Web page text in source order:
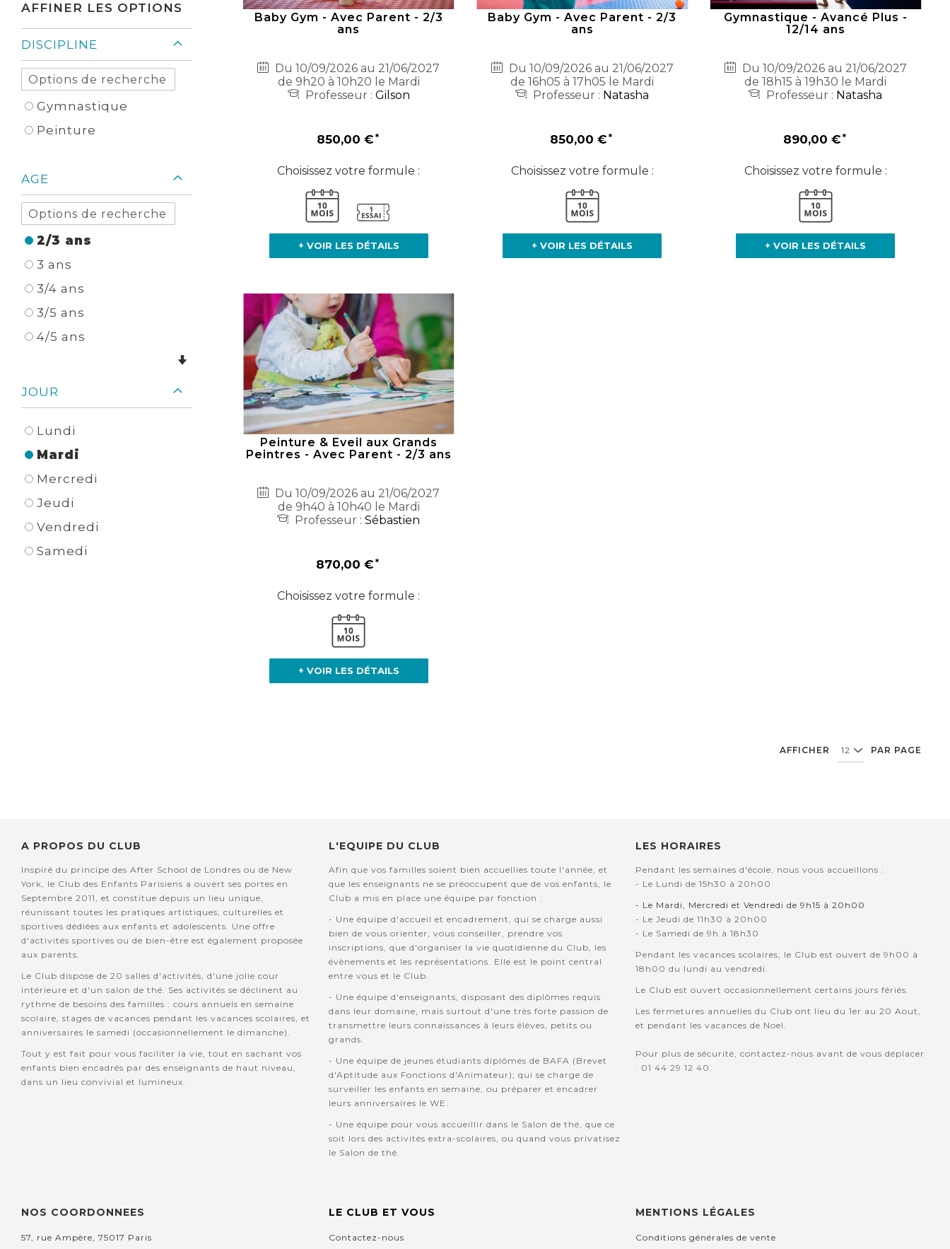
Baby Gym - Avec Parent - 2/3
ans
Du 10/09/2026 au 21/06/2027
de 9h20 à 10h20 le Mardi
Professeur : Gilson
850,00 €
Choisissez votre formule :
+ VOIR LES DÉTAILS
Baby Gym - Avec Parent - 2/3
ans
Du 10/09/2026 au 21/06/2027
de 16h05 à 17h05 le Mardi
Professeur : Natasha
850,00 €
Choisissez votre formule :
+ VOIR LES DÉTAILS
Gymnastique - Avancé Plus -
12/14 ans
Du 10/09/2026 au 21/06/2027
de 18h15 à 19h30 le Mardi
Professeur : Natasha
890,00 €
Choisissez votre formule :
+ VOIR LES DÉTAILS
Peinture & Eveil aux Grands
Peintres - Avec Parent - 2/3 ans
Du 10/09/2026 au 21/06/2027
de 9h40 à 10h40 le Mardi
Professeur :Sébastien
870,00 €
Choisissez votre formule :
+ VOIR LES DÉTAILS
AFFICHER PAR PAGE
AFFINER LES OPTIONS
DISCIPLINE
Gymnastique
Peinture
AGE
2/3 ans
3 ans
3/4 ans
3/5 ans
4/5 ans
JOUR
Lundi
Mardi
Mercredi
Jeudi
Vendredi
Samedi
A PROPOS DU CLUB
Inspiré du principe des After School de Londres ou de New
York, le Club des Enfants Parisiens a ouvert ses portes en
Septembre 2011, et constitue depuis un lieu unique,
réunissant toutes les pratiques artistiques, culturelles et
sportives dédiées aux enfants et adolescents. Une offre
d'activités sportives ou de bien-être est également proposée
aux parents.
Le Club dispose de 20 salles d'activités, d'une jolie cour
intérieure et d'un salon de thé. Ses activités se déclinent au
rythme de besoins des familles : cours annuels en semaine
scolaire, stages de vacances pendant les vacances scolaires, et
anniversaires le samedi (occasionnellement le dimanche).
Tout y est fait pour vous faciliter la vie, tout en sachant vos
enfants bien encadrés par des enseignants de haut niveau,
dans un lieu convivial et lumineux.
L'EQUIPE DU CLUB
Afin que vos familles soient bien accuellies toute l'année, et
que les enseignants ne se préoccupent que de vos enfants, le
Club a mis en place une équipe par fonction :
- Une équipe d'accueil et encadrement, qui se charge aussi
bien de vous orienter, vous conseiller, prendre vos
inscriptions, que d'organiser la vie quotidienne du Club, les
évènements et les représentations. Elle est le point central
entre vous et le Club.
- Une équipe d'enseignants, disposant des diplômes requis
dans leur domaine, mais surtout d'une très forte passion de
transmettre leurs connaissances à leurs élèves, petits ou
grands.
- Une équipe de jeunes étudiants diplômés de BAFA (Brevet
d'Aptitude aux Fonctions d'Animateur); qui se charge de
surveiller les enfants en semaine, ou préparer et encadrer
leurs anniversaires le WE.
- Une équipe pour vous accueillir dans le Salon de thé, que ce
soit lors des activités extra-scolaires, ou quand vous privatisez
le Salon de thé.
LES HORAIRES
Pendant les semaines d'école, nous vous accueillons :
- Le Lundi de 15h30 à 20h00
- Le Mardi, Mercredi et Vendredi de 9h15 à 20h00
- Le Jeudi de 11h30 à 20h00
- Le Samedi de 9h à 18h30
Pendant les vacances scolaires, le Club est ouvert de 9h00 à
18h00 du lundi au vendredi.
Le Club est ouvert occasionnellement certains jours fériés.
Les fermetures annuelles du Club ont lieu du 1er au 20 Aout,
et pendant les vacances de Noel.
Pour plus de sécurité, contactez-nous avant de vous déplacer
: 01 44 29 12 40.
NOS COORDONNEES
57, rue Ampère, 75017 Paris
LE CLUB ET VOUS
Contactez-nous
MENTIONS LÉGALES
Conditions générales de vente